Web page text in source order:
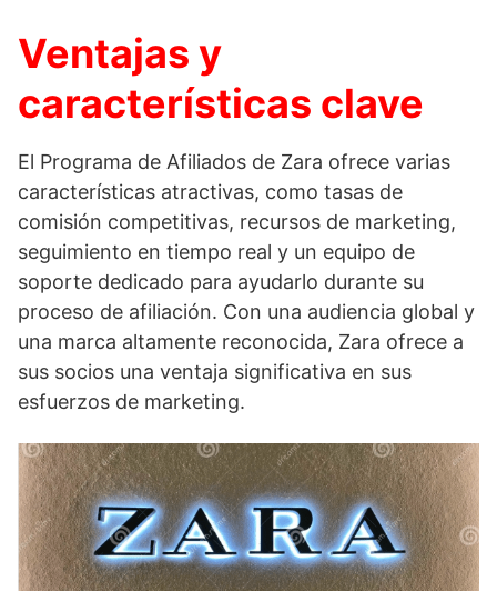
Ventajas y
características clave
El Programa de Afiliados de Zara ofrece varias
características atractivas, como tasas de
comisión competitivas, recursos de marketing,
seguimiento en tiempo real y un equipo de
soporte dedicado para ayudarlo durante su
proceso de afiliación. Con una audiencia global y
una marca altamente reconocida, Zara ofrece a
sus socios una ventaja significativa en sus
esfuerzos de marketing.